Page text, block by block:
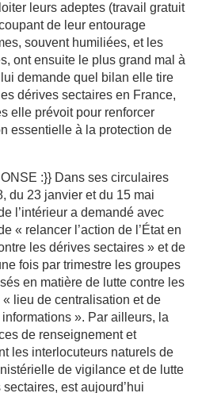
leurs adeptes (travail gratuit
de leur entourage
souvent humiliées, et les
ont ensuite le plus grand mal à
demande quel bilan elle tire
dérives sectaires en France,
elle prévoit pour renforcer
essentielle à la protection de
:}} Dans ses circulaires
du 23 janvier et du 15 mai
l’intérieur a demandé avec
« relancer l’action de l’État en
les dérives sectaires » et de
fois par trimestre les groupes
en matière de lutte contre les
lieu de centralisation et de
». Par ailleurs, la
de renseignement et
les interlocuteurs naturels de
de vigilance et de lutte
est aujourd’hui